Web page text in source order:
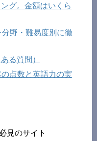
グ。金額はいくら
野・難易度別に徹
る質問）
点数と英語力の実
見のサイト